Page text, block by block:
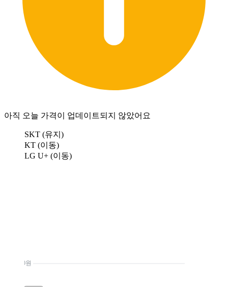
아직 오늘 가격이 업데이트되지 않았어요
SKT (유지)
KT (이동)
LG U+ (이동)
0원